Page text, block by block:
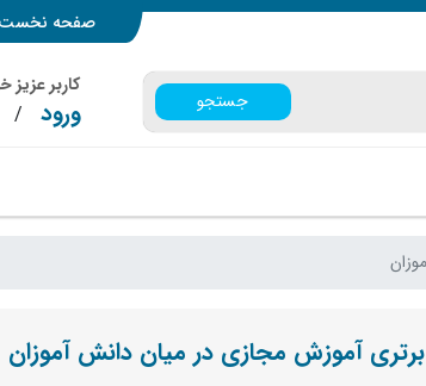
صفحه نخست
جستجو
کاربر
ورود
برتری آموزش مجازی در میان دانش آموزان